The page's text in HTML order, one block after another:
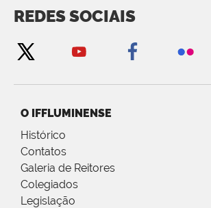
REDES SOCIAIS
O IFFLUMINENSE
Histórico
Contatos
Galeria de Reitores
Colegiados
Legislação